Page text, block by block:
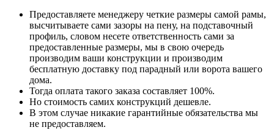
Предоставляете менеджеру четкие размеры самой рамы,
высчитываете сами зазоры на пену, на подставочный
профиль, словом несете ответственность сами за
предоставленные размеры, мы в свою очередь
производим ваши конструкции и производим
бесплатную доставку под парадный или ворота вашего
дома.
Тогда оплата такого заказа составляет 100%.
Но стоимость самих конструкций дешевле.
В этом случае никакие гарантийные обязательства мы
не предоставляем.